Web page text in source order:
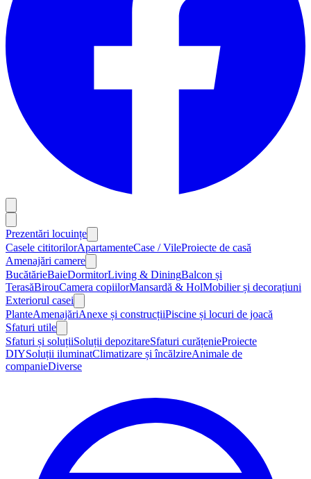
Prezentări locuințe
Casele cititorilorApartamenteCase / VileProiecte de casă
Amenajări camere
BucătărieBaieDormitorLiving & DiningBalcon și
TerasăBirouCamera copiilorMansardă & HolMobilier și decorațiuni
Exteriorul casei
PlanteAmenajăriAnexe și construcțiiPiscine și locuri de joacă
Sfaturi utile
Sfaturi și soluțiiSoluții depozitareSfaturi curățenieProiecte
DIYSoluții iluminatClimatizare și încălzireAnimale de
companieDiverse